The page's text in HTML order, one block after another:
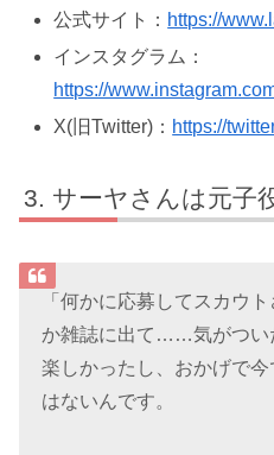
公式サイト： https://
インスタグラム：
https://
X(旧Twitter)： https://
サーヤさんは元子
「何かに応募してスカウ
か雑誌に出て……気がつい
楽しかったし、おかげで
はないんです。